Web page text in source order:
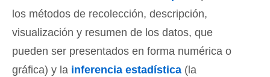
los métodos de recolección, descripción,
visualización y resumen de los datos, que
pueden ser presentados en forma numérica o
gráfica) y la inferencia estadística (la